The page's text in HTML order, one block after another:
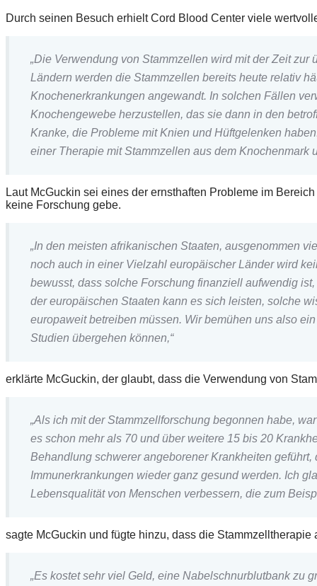
Durch seinen Besuch erhielt Cord Blood Center viele
„Die Verwendung von Stammzellen wird mit der Zeit
Ländern werden die Stammzellen bereits heute relativ
Knochenerkrankungen angewandt. In solchen Fällen
Knochengewebe herzustellen, das sie dann in den
Kranke, die Probleme mit Knien und Hüftgelenken
einer Therapie mit Stammzellen aus dem Knochenmark
Laut McGuckin sei eines der ernsthaften Probleme im
keine Forschung gebe.
„In den meisten afrikanischen Staaten, ausgenommen
noch auch in einer Vielzahl europäischer Länder wird
bewusst, dass solche Forschung finanziell aufwendig
der europäischen Staaten kann es sich leisten, solche
europaweit betreiben müssen. Wir bemühen uns also
Studien übergehen können,“
erklärte McGuckin, der glaubt, dass die Verwendung von
„Als ich mit der Stammzellforschung begonnen habe,
es schon mehr als 70 und über weitere 15 bis 20
Behandlung schwerer angeborener Krankheiten
Immunerkrankungen wieder ganz gesund werden. Ich
Lebensqualität von Menschen verbessern, die zum
sagte McGuckin und fügte hinzu, dass die
„Es kostet sehr viel Geld, eine Nabelschnurblutbank zu